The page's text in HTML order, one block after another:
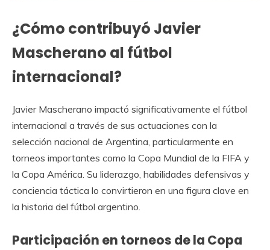
¿Cómo contribuyó Javier
Mascherano al fútbol
internacional?
Javier Mascherano impactó significativamente el fútbol
internacional a través de sus actuaciones con la
selección nacional de Argentina, particularmente en
torneos importantes como la Copa Mundial de la FIFA y
la Copa América. Su liderazgo, habilidades defensivas y
conciencia táctica lo convirtieron en una figura clave en
la historia del fútbol argentino.
Participación en torneos de la Copa